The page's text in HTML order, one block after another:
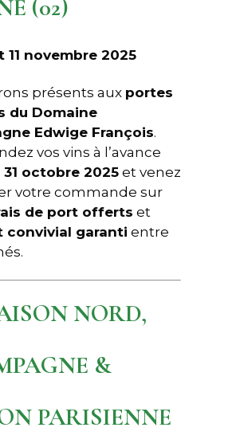
(02)
11 novembre 2025
présents aux portes
du Domaine
Edwige François.
vos vins à l’avance
octobre 2025 et venez
votre commande sur
de port offerts et
convivial garanti entre
NORD,
&
PARISIENNE